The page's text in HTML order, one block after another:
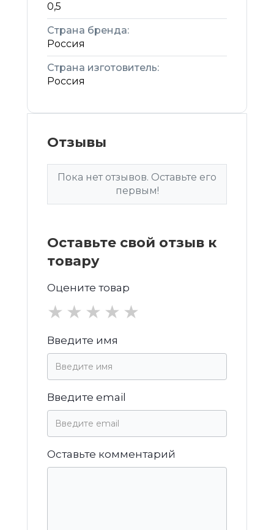
0,5
Страна бренда:
Россия
Страна изготовитель:
Россия
Отзывы
Пока нет отзывов. Оставьте его
первым!
Оставьте свой отзыв к
товару
Оцените товар
★
★
★
★
★
Введите имя
Введите email
Оставьте комментарий